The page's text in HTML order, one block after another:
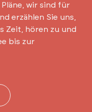
wir sind für
erzählen Sie uns,
Zeit, hören zu und
bis zur